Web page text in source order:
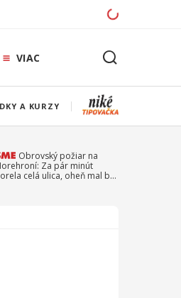
VIAC
A KURZY
Obrovský požiar na
Za pár minút
celá ulica, oheň mal byť